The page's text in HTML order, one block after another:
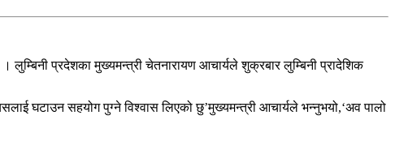
लुम्बिनी प्रदेशका मुख्यमन्त्री चेतनारायण आचार्यले शुक्रबार लुम्बिनी प्रादेशिक
घटाउन सहयोग पुग्ने विश्वास लिएको छु’मुख्यमन्त्री आचार्यले भन्नुभयो,‘अव पालो